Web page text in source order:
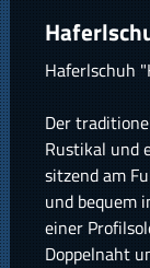
Haferlschuh
Der
Rustikal und
sitzend am
und bequem
einer
Doppelnaht